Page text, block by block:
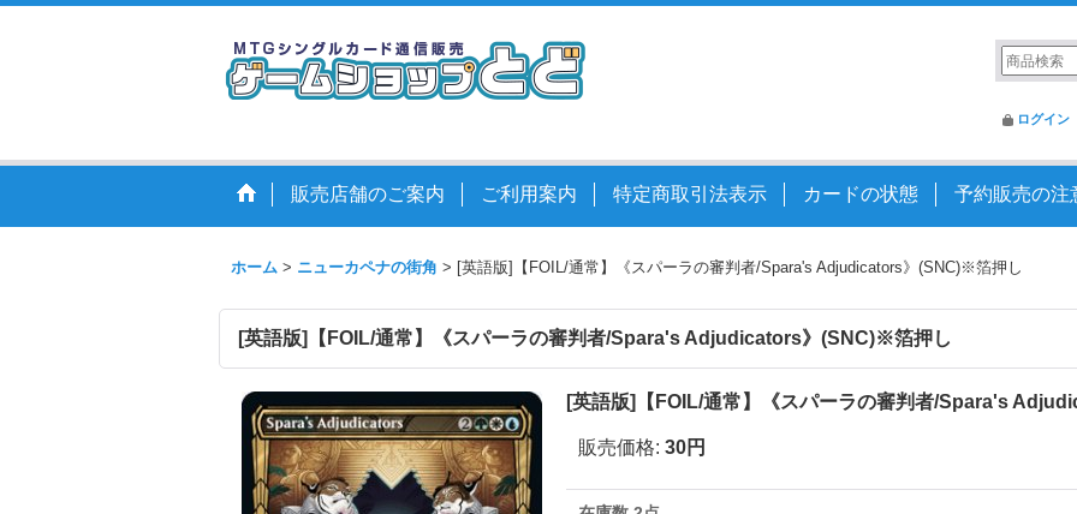
ログイン
販売店舗のご案内 ご利用案内 特定商取引法表示 カードの状態 予約販売の注
ホーム > ニューカペナの街角 > [英語版]【FOIL/通常】《スパーラの審判者/Spara's Adjudicators》(SNC)※箔押し
[英語版]【FOIL/通常】《スパーラの審判者/Spara's Adjudicators》(SNC)※箔押し
[英語版]【FOIL/通常】《スパーラの審判者/Spara's
販売価格: 30円